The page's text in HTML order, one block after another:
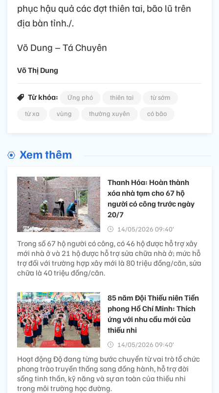
phục hậu quả các đợt thiên tai, bão lũ trên
địa bàn tỉnh./.
Võ Dung – Tá Chuyên
Võ Thị Dung
Từ khóa: Ứng phó thiên tai
từ sớm
từ xa
vùng thường xuyên có bão
Xem thêm
Thanh Hóa: Hoàn thành
xóa nhà tạm cho 67 hộ
người có công trước ngày
20/7
14/05/2026 09:40’
Trong số 67 hộ người có công, có 46 hộ được hỗ trợ xây
mới nhà ở và 21 hộ được hỗ trợ sửa chữa nhà ở; mức hỗ
trợ đối với trường hợp xây mới là 80 triệu đồng/căn, sửa
chữa là 40 triệu đồng/căn.
85 năm Đội Thiếu niên Tiền
phong Hồ Chí Minh: Thích
ứng với nhu cầu mới của
thiếu nhi
14/05/2026 09:40’
Hoạt động Độ đang từng bước chuyển từ vai trò tổ chức
phong trào truyền thống sang đồng hành, hỗ trợ đời
sống tinh thần, kỹ năng và sự an toàn của thiếu nhi
trong môi trường học đường.